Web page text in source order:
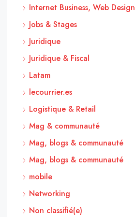
Internet Business, Web Design
Jobs & Stages
Juridique
Juridique & Fiscal
Latam
lecourrier.es
Logistique & Retail
Mag & communauté
Mag, blogs & communauté
Mag, blogs & communauté
mobile
Networking
Non classifié(e)